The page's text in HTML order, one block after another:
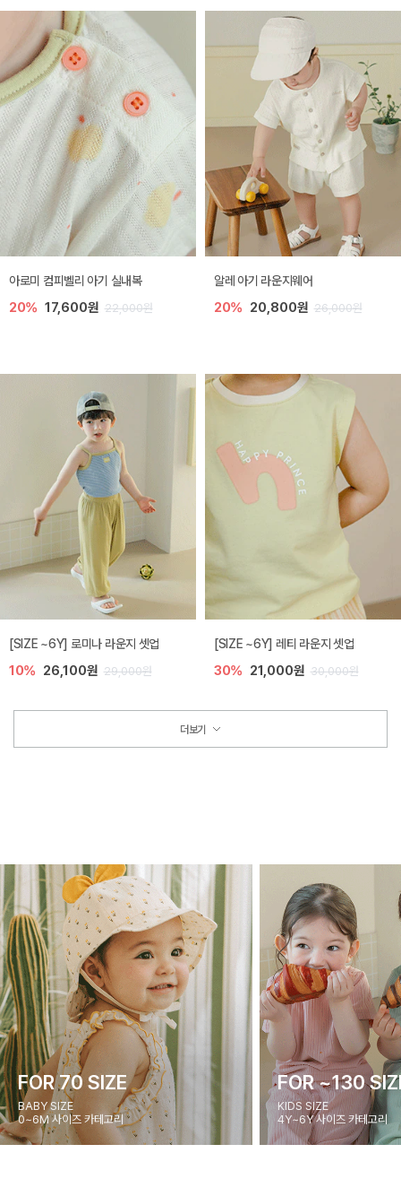
아로미 컴피벨리 아기 실내복
20% 17,600원 22,000원
알레 아기 라운지웨어
20% 20,800원 26,000원
[SIZE ~6Y] 로미나 라운지 셋업
10% 26,100원 29,000원
[SIZE ~6Y] 레티 라운지 셋업
30% 21,000원 30,000원
더보기
FOR 70 SIZE
BABY SIZE
0~6M 사이즈 카테고리
FOR ~130
KIDS SIZE
4Y~6Y 사이즈 카테고리